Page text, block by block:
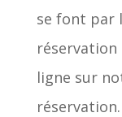
se font par
réservation
ligne sur